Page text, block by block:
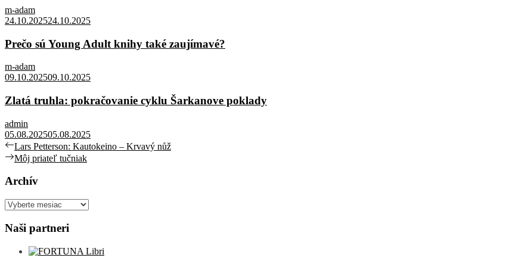
m-adam
24.10.202524.10.2025
Prečo sú Young Adult knihy také zaujímavé?
m-adam
09.10.202509.10.2025
Zlatá truhla: pokračovanie cyklu Šarkanove poklady
admin
05.08.202505.08.2025
Navigácia
v
článku
Previous
post:
Lars Petterson: Kautokeino – Krvavý nůž
Next
Môj priateľ tučniak
Archív
Archív
Naši partneri